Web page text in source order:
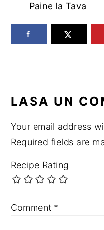
Paine la Tava
READER
LASA UN
Your email address
Required fields are
Recipe Rating
Comment *